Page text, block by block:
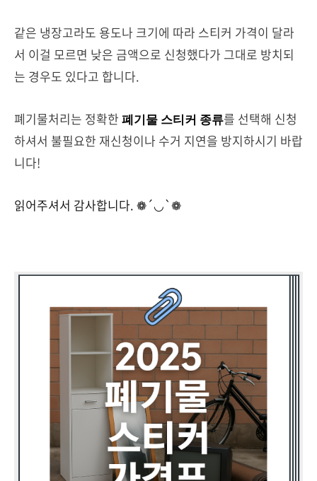
같은 냉장고라도 용도나 크기에 따라 스티커 가격이 달라
서 이걸 모르면 낮은 금액으로 신청했다가 그대로 방치되
는 경우도 있다고 합니다.
폐기물처리는 정확한 폐기물 스티커 종류를 선택해 신청
하셔서 불필요한 재신청이나 수거 지연을 방지하시기 바랍
니다!
읽어주셔서 감사합니다. ❁´◡`❁